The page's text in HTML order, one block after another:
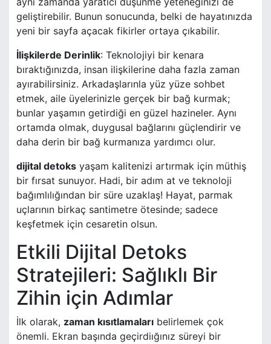
geliştirebilir. Bunun sonucunda, belki de hayatınızda
yeni bir sayfa açacak fikirler ortaya çıkabilir.
İlişkilerde Derinlik: Teknolojiyi bir kenara
bıraktığınızda, insan ilişkilerine daha fazla zaman
ayırabilirsiniz. Arkadaşlarınla yüz yüze sohbet
etmek, aile üyelerinizle gerçek bir bağ kurmak;
bunlar yaşamın getirdiği en güzel hazineler. Aynı
ortamda olmak, duygusal bağlarını güçlendirir ve
daha derin bir bağ kurmanıza yardımcı olur.
dijital detoks yaşam kalitenizi artırmak için müthiş
bir fırsat sunuyor. Hadi, bir adım at ve teknoloji
bağımlılığından bir süre uzaklaş! Hayat, parmak
uçlarının birkaç santimetre ötesinde; sadece
keşfetmek için cesaretin olsun.
Etkili Dijital Detoks
Stratejileri: Sağlıklı Bir
Zihin için Adımlar
İlk olarak, zaman kısıtlamaları belirlemek çok
önemli. Ekran başında geçirdiığınız süreyi bir